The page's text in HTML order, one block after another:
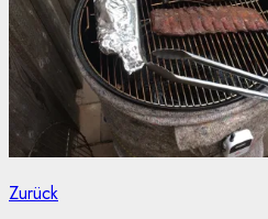
Beitragsnavigation
ZurückVorheriger